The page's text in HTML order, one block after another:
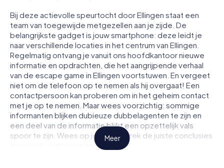
Bij deze actievolle speurtocht door Ellingen staat een
team van toegewijde metgezellen aan je zijde. De
belangrijkste gadget is jouw smartphone: deze leidt je
naar verschillende locaties in het centrum van Ellingen.
Regelmatig ontvang je vanuit ons hoofdkantoor nieuwe
informatie en opdrachten, die het aangrijpende verhaal
van de escape game in Ellingen voortstuwen. En vergeet
niet om de telefoon op te nemen als hij overgaat! Een
contactpersoon kan proberen om in het geheim contact
met je op te nemen. Maar wees voorzichtig: sommige
informanten blijken dubieuze dubbelagenten te zijn en
een deel van de informatie blijkt een opzettelijk vals
spoor te zijn. Wees op je hoede, trek de juiste conclusies
en vooral: vertrouw niemand!
Meer